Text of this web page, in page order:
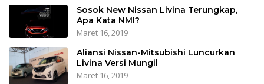
Sosok New Nissan Livina Terungkap,
Apa Kata NMI?
Maret 16, 2019
Aliansi Nissan-Mitsubishi Luncurkan
Livina Versi Mungil
Maret 16, 2019